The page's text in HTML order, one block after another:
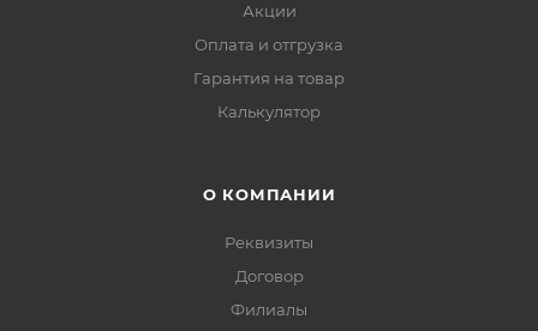
Акции
Оплата и отгрузка
Гарантия на товар
Калькулятор
О КОМПАНИИ
Реквизиты
Договор
Филиалы